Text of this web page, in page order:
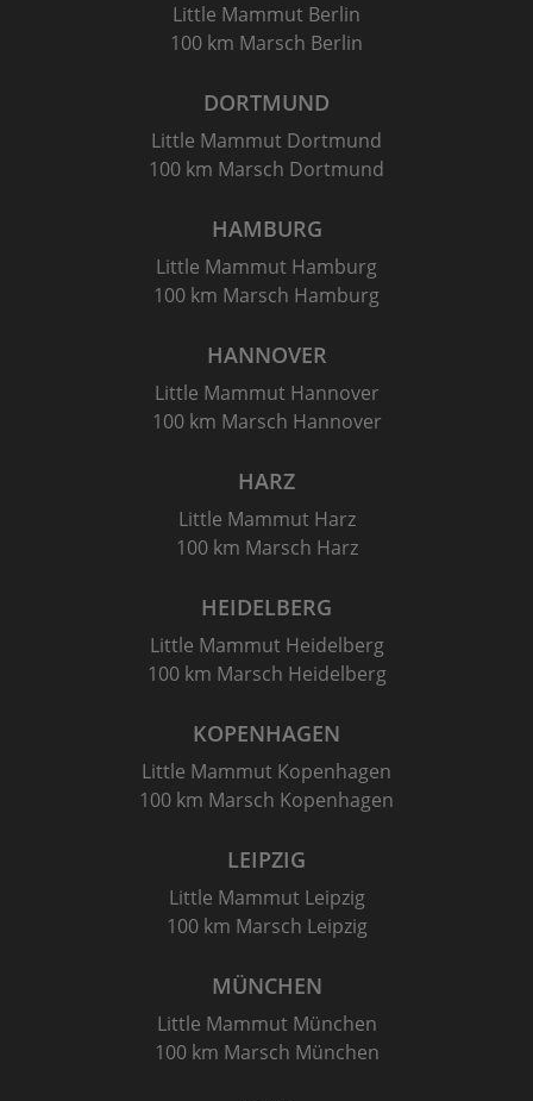
Little Mammut Berlin
100 km Marsch Berlin
DORTMUND
Little Mammut Dortmund
100 km Marsch Dortmund
HAMBURG
Little Mammut Hamburg
100 km Marsch Hamburg
HANNOVER
Little Mammut Hannover
100 km Marsch Hannover
HARZ
Little Mammut Harz
100 km Marsch Harz
HEIDELBERG
Little Mammut Heidelberg
100 km Marsch Heidelberg
KOPENHAGEN
Little Mammut Kopenhagen
100 km Marsch Kopenhagen
LEIPZIG
Little Mammut Leipzig
100 km Marsch Leipzig
MÜNCHEN
Little Mammut München
100 km Marsch München